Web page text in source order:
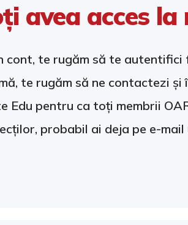
avea acces
cont, te rugăm să te
te rugăm să ne contactezi
Edu pentru ca toți membrii
probabil ai deja pe e-